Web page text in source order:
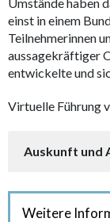
einst in einem
Teilnehmerinnen
aussagekräftiger
entwickelte und
Virtuelle Führung
Auskunft und
Weitere